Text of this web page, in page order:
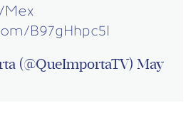
B97gHhpc5I
(@QueImportaTV) May